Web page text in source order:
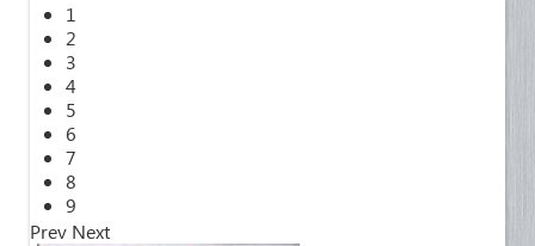
1
2
3
4
5
6
7
8
9
Prev Next